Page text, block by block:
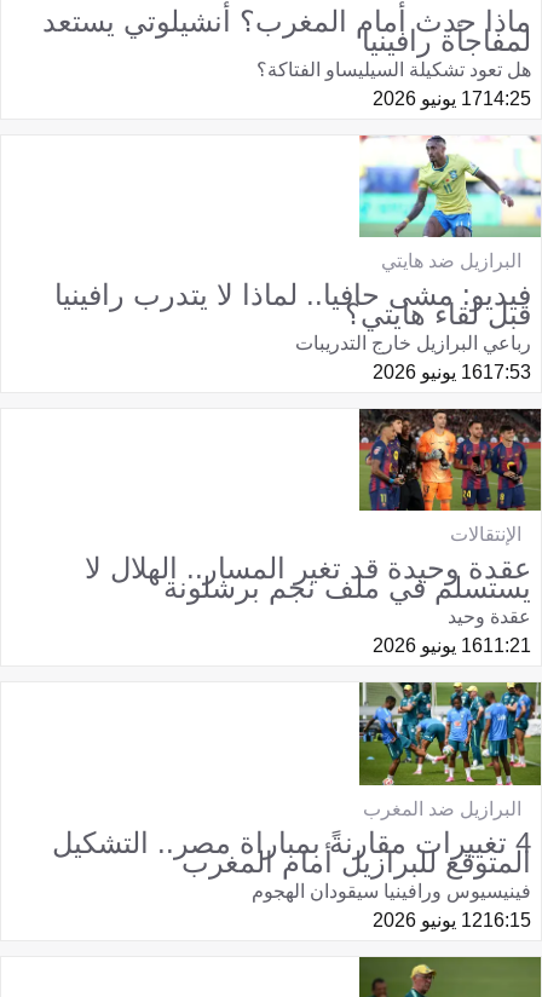
ماذا حدث أمام المغرب؟ أنشيلوتي يستعد
لمفاجأة رافينيا
هل تعود تشكيلة السيليساو الفتاكة؟
14:2517 يونيو 2026
البرازيل ضد هايتي
فيديو: مشى حافيا.. لماذا لا يتدرب رافينيا
قبل لقاء هايتي؟
رباعي البرازيل خارج التدريبات
17:5316 يونيو 2026
الإنتقالات
عقدة وحيدة قد تغير المسار.. الهلال لا
يستسلم في ملف نجم برشلونة
عقدة وحيد
11:2116 يونيو 2026
البرازيل ضد المغرب
4 تغييرات مقارنةً بمباراة مصر.. التشكيل
المتوقع للبرازيل أمام المغرب
فينيسيوس ورافينيا سيقودان الهجوم
16:1512 يونيو 2026